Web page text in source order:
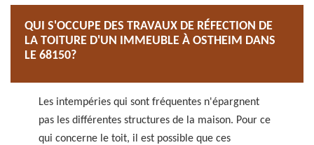
QUI S'OCCUPE DES TRAVAUX DE RÉFECTION DE
LA TOITURE D'UN IMMEUBLE À OSTHEIM DANS
LE 68150?
Les intempéries qui sont fréquentes n'épargnent
pas les différentes structures de la maison. Pour ce
qui concerne le toit, il est possible que ces